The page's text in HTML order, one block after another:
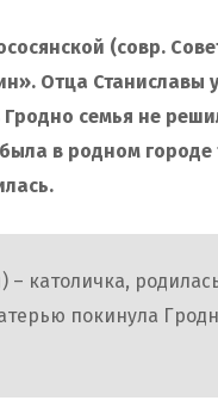
(совр.
Отца Станиславы
семья не
в родном
католичка,
покинула